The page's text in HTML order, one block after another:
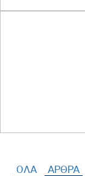
ΟΛΑ ΑΡΘΡΑ